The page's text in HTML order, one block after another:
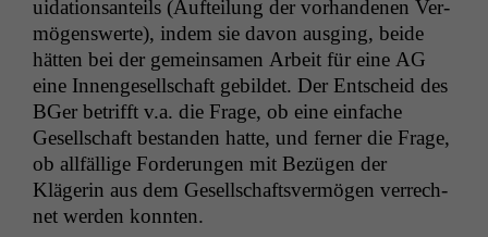
ui­da­tion­san­teils (Aufteilung der vorhan­de­nen Ver­
mö­genswerte), indem sie davon aus­ging, bei­de
hät­ten bei der gemein­samen Arbeit für eine AG
eine Innenge­sellschaft gebildet. Der Entscheid des
BGer bet­rifft v.a. die Frage, ob eine ein­fache
Gesellschaft bestanden hat­te, und fern­er die Frage,
ob allfäl­lige Forderun­gen mit Bezü­gen der
Klägerin aus dem Gesellschaftsver­mö­gen ver­rech­
net wer­den konnten.